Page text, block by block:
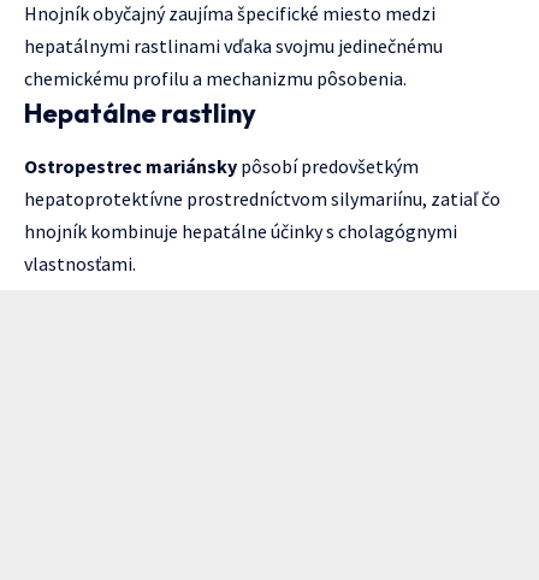
Hnojník obyčajný zaujíma špecifické miesto medzi
hepatálnymi rastlinami vďaka svojmu jedinečnému
chemickému profilu a mechanizmu pôsobenia.
Hepatálne rastliny
Ostropestrec mariánsky pôsobí predovšetkým
hepatoprotektívne prostredníctvom silymariínu, zatiaľ čo
hnojník kombinuje hepatálne účinky s cholagógnymi
vlastnosťami.